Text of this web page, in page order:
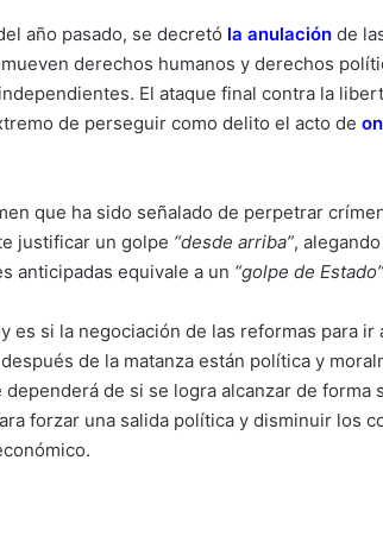
año pasado, se decretó la anulación de
derechos humanos y derechos
El ataque final contra la
de perseguir como delito el acto de
que ha sido señalado de perpetrar
justificar un golpe “desde arriba”,
anticipadas equivale a un “golpe de
es si la negociación de las reformas para
de la matanza están política y
de si se logra alcanzar de forma
forzar una salida política y disminuir los